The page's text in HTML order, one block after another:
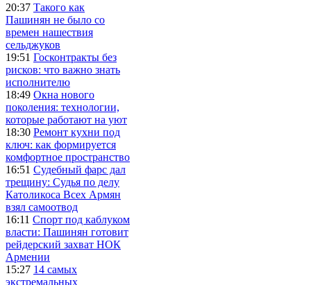
20:37 Такого как
Пашинян не было со
времен нашествия
сельджуков
19:51 Госконтракты без
рисков: что важно знать
исполнителю
18:49 Окна нового
поколения: технологии,
которые работают на уют
18:30 Ремонт кухни под
ключ: как формируется
комфортное пространство
16:51 Судебный фарс дал
трещину: Судья по делу
Католикоса Всех Армян
взял самоотвод
16:11 Спорт под каблуком
власти: Пашинян готовит
рейдерский захват НОК
Армении
15:27 14 самых
экстремальных